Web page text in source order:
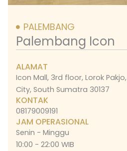
PALEMBANG
Palembang Icon
ALAMAT
Icon Mall, 3rd floor, Lorok
City, South Sumatra 30137
KONTAK
08179009191
JAM OPERASIONAL
Senin - Minggu
10:00 - 22:00 WIB